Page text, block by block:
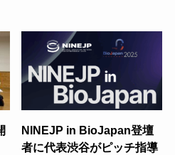
NINEJP in BioJapan登壇
者に代表渋谷がピッチ指導